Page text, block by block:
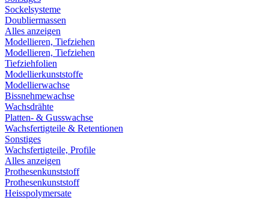
Sockelsysteme
Doubliermassen
Alles anzeigen
Modellieren, Tiefziehen
Modellieren, Tiefziehen
Tiefziehfolien
Modellierkunststoffe
Modellierwachse
Bissnehmewachse
Wachsdrähte
Platten- & Gusswachse
Wachsfertigteile & Retentionen
Sonstiges
Wachsfertigteile, Profile
Alles anzeigen
Prothesenkunststoff
Prothesenkunststoff
Heisspolymersate